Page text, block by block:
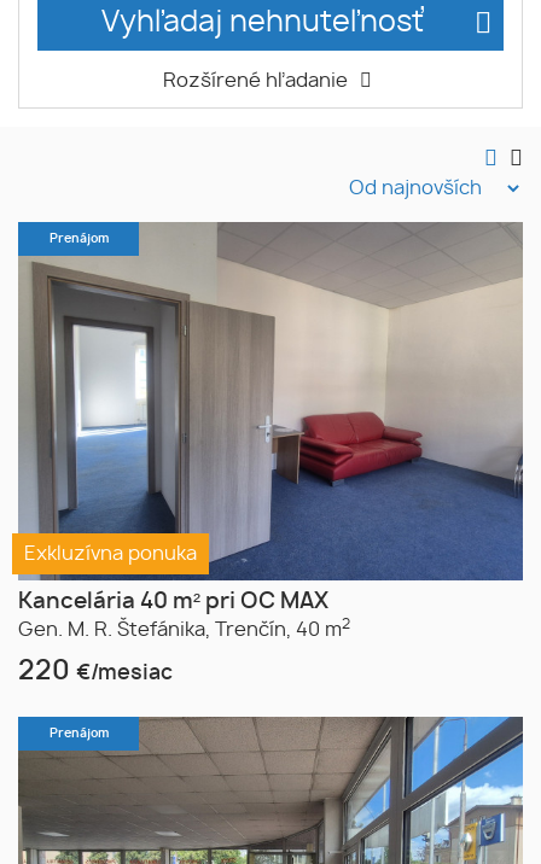
Vyhľadaj nehnuteľnosť
Rozšírené hľadanie
Exkluzívna ponuka
Prenájom
Kancelária 40 m² pri OC MAX
Gen. M. R. Štefánika, Trenčín, 40 m2
220 €/mesiac
Prenájom